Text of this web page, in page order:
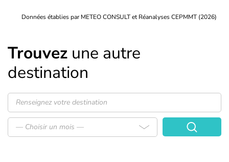
Données établies par METEO CONSULT et Réanalyses CEPMMT (2026)
Trouvez une autre
destination
— Choisir un mois —